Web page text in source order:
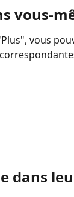
vous-
vous
dans